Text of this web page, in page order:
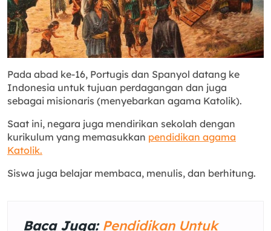
Pada abad ke-16, Portugis dan Spanyol datang ke
Indonesia untuk tujuan perdagangan dan juga
sebagai misionaris (menyebarkan agama Katolik).
Saat ini, negara juga mendirikan sekolah dengan
kurikulum yang memasukkan pendidikan agama
Katolik.
Siswa juga belajar membaca, menulis, dan berhitung.
Baca Juga: Pendidikan Untuk